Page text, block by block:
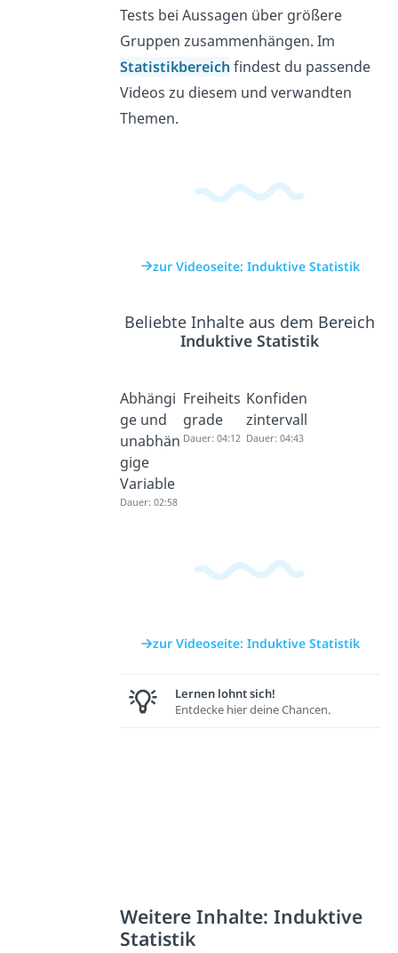
Tests bei Aussagen über größere
Gruppen zusammenhängen. Im
Statistikbereich findest du passende
Videos zu diesem und verwandten
Themen.
zur Videoseite: Induktive Statistik
Beliebte Inhalte aus dem Bereich
Induktive Statistik
Abhängi
ge und
unabhän
gige
Variable
Dauer: 02:58
Freiheits
grade
Dauer: 04:12
Konfiden
zintervall
Dauer: 04:43
zur Videoseite: Induktive Statistik
Lernen lohnt sich!
Entdecke hier deine Chancen.
Weitere Inhalte: Induktive
Statistik